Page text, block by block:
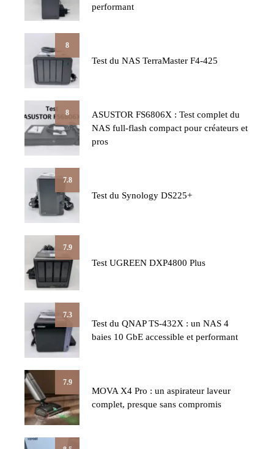
performant
8
Test du NAS TerraMaster F4-425
8
ASUSTOR FS6806X : Test complet du
NAS full-flash compact pour créateurs et
pros
7.8
Test du Synology DS225+
7.9
Test UGREEN DXP4800 Plus
7.3
Test du QNAP TS-432X : un NAS 4
baies 10 GbE accessible et performant
7.9
MOVA X4 Pro : un aspirateur laveur
complet, presque sans compromis